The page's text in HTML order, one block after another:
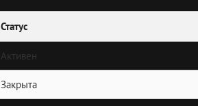
Статус
Активен
Закрыта